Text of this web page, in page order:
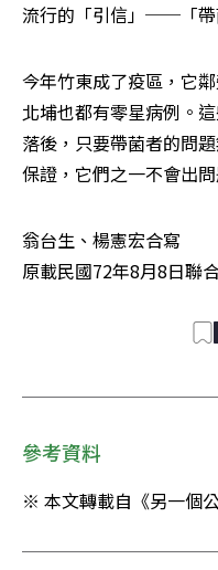
流行的「引信」 ── 「
今年竹東成了疫區，它
北埔也都有零星病例。
落後，只要帶菌者的問
保證，它們之一不會出問
翁台生、楊憲宏合寫
原載民國72年8月8日聯
參考資料
※ 本文轉載自《另一個